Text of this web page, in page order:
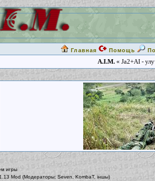
Главная Помощь
A.I.M.« Ja2+AI -
игры
Mod (Модераторы: Seven ,KombaT, iншы)